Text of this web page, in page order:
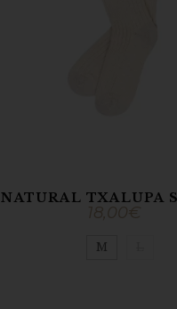
NATURAL TXALUPA
18,00€
M